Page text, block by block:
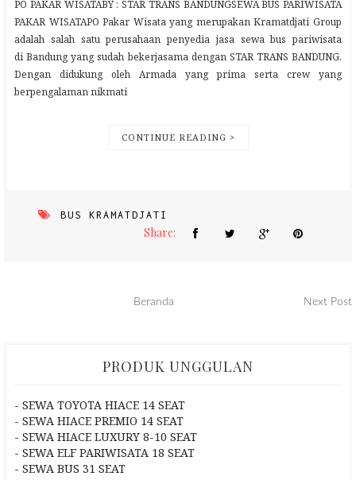
PO PAKAR WISATABY : STAR TRANS BANDUNGSEWA BUS PARIWISATA
PAKAR WISATAPO Pakar Wisata yang merupakan Kramatdjati Group
adalah salah satu perusahaan penyedia jasa sewa bus pariwisata
di Bandung yang sudah bekerjasama dengan STAR TRANS BANDUNG.
Dengan didukung oleh Armada yang prima serta crew yang
berpengalaman nikmati
CONTINUE READING >
BUS KRAMATDJATI
Share:
Beranda Next Post
PRODUK UNGGULAN
- SEWA TOYOTA HIACE 14 SEAT
- SEWA HIACE PREMIO 14 SEAT
- SEWA HIACE LUXURY 8-10 SEAT
- SEWA ELF PARIWISATA 18 SEAT
- SEWA BUS 31 SEAT